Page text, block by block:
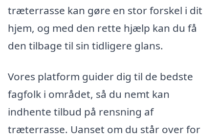
træterrasse kan gøre en stor forskel i dit
hjem, og med den rette hjælp kan du få
den tilbage til sin tidligere glans.
Vores platform guider dig til de bedste
fagfolk i området, så du nemt kan
indhente tilbud på rensning af
træterrasse. Uanset om du står over for